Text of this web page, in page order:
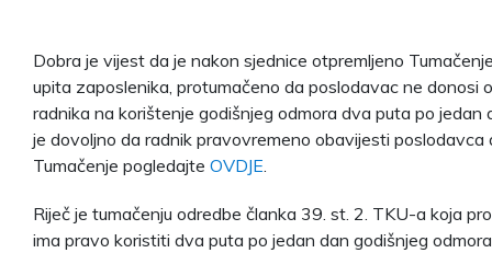
Dobra je vijest da je nakon sjednice otpremljeno
upita zaposlenika, protumačeno da poslodavac ne donosi
radnika na korištenje godišnjeg odmora dva puta po jedan
je dovoljno da radnik pravovremeno obavijesti poslodavca
Tumačenje pogledajte OVDJE
Riječ je tumačenju odredbe članka 39. st. 2. TKU-a koja
ima pravo koristiti dva puta po jedan dan godišnjeg